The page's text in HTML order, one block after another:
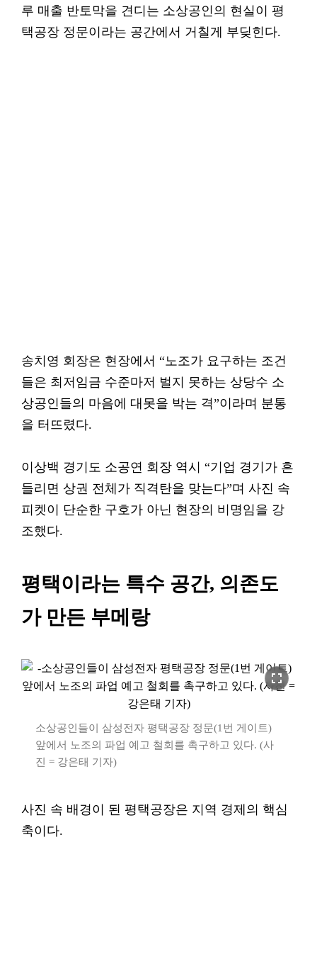
루 매출 반토막을 견디는 소상공인의 현실이 평
택공장 정문이라는 공간에서 거칠게 부딪힌다.
송치영 회장은 현장에서 “노조가 요구하는 조건
들은 최저임금 수준마저 벌지 못하는 상당수 소
상공인들의 마음에 대못을 박는 격”이라며 분통
을 터뜨렸다.
이상백 경기도 소공연 회장 역시 “기업 경기가 흔
들리면 상권 전체가 직격탄을 맞는다”며 사진 속
피켓이 단순한 구호가 아닌 현장의 비명임을 강
조했다.
평택이라는 특수 공간, 의존도
가 만든 부메랑
fullscreen
소상공인들이 삼성전자 평택공장 정문(1번 게이트)
앞에서 노조의 파업 예고 철회를 촉구하고 있다. (사
진 = 강은태 기자)
사진 속 배경이 된 평택공장은 지역 경제의 핵심
축이다.